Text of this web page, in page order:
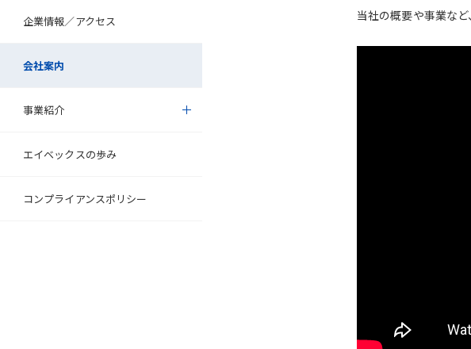
企業情報／アクセス
会社案内
事業紹介
エイベックスの歩み
コンプライアンスポリシー
当社の概要や事業など